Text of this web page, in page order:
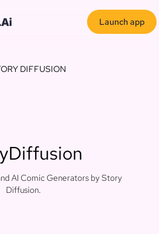
Launch app
DIFFUSION
AI Comic Generators by Story
Diffusion.